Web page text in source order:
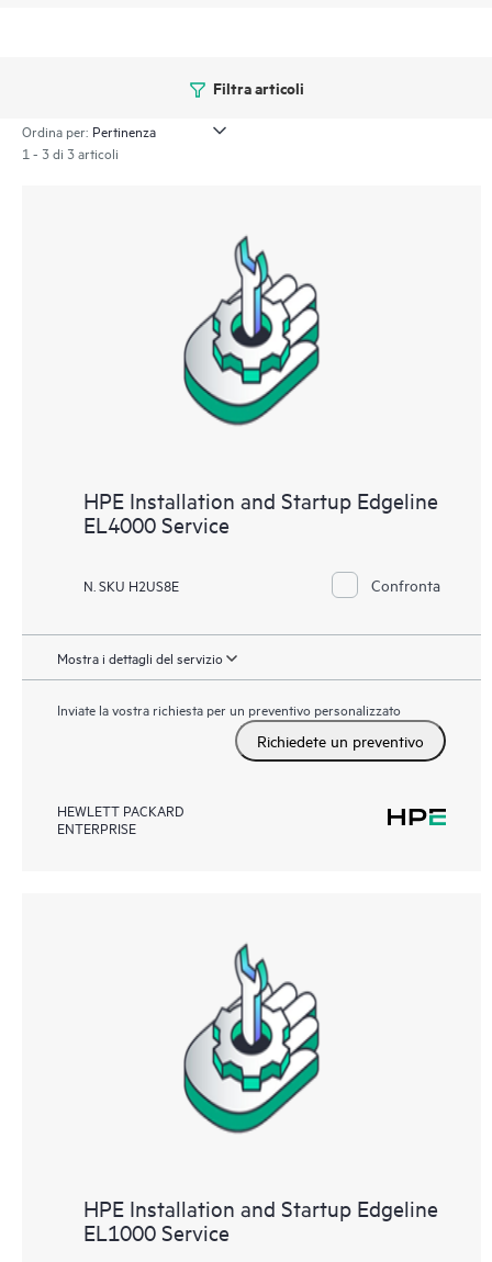
Filtra articoli
Ordina per:
1 - 3 di 3 articoli
HPE Installation and Startup Edgeline
EL4000 Service
N. SKU H2US8E Confronta
Mostra i dettagli del servizio
Inviate la vostra richiesta per un preventivo personalizzato
Richiedete un preventivo
HEWLETT PACKARD
ENTERPRISE
HPE Installation and Startup Edgeline
EL1000 Service